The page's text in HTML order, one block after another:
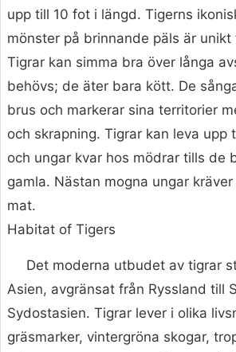
upp till 10 fot i längd. Tigerns
mönster på brinnande päls är
Tigrar kan simma bra över långa
behövs; de äter bara kött. De
brus och markerar sina territorier
och skrapning. Tigrar kan leva upp
och ungar kvar hos mödrar tills de
gamla. Nästan mogna ungar
mat.
Habitat of Tigers
Det moderna utbudet av tigrar
Asien, avgränsat från Ryssland till
Sydostasien. Tigrar lever i olika
gräsmarker, vintergröna skogar,